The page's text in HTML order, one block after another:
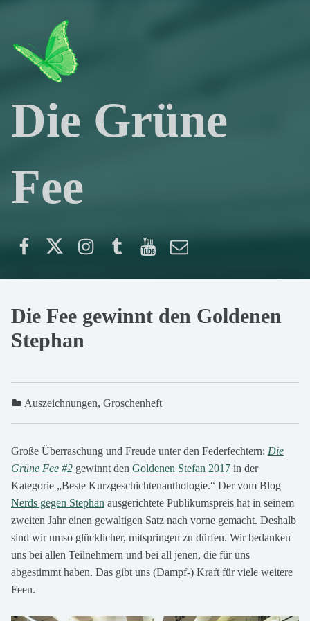
Die Grüne
Fee
Die Fee gewinnt den Goldenen
Stephan
3
.
D
e
z
e
m
b
e
r
Auszeichnungen, Groschenheft
Große Überraschung und Freude unter den Federfechtern: Die
Grüne Fee #2 gewinnt den Goldenen Stefan 2017 in der
Kategorie „Beste Kurzgeschichtenanthologie.“ Der vom Blog
Nerds gegen Stephan ausgerichtete Publikumspreis hat in seinem
zweiten Jahr einen gewaltigen Satz nach vorne gemacht. Deshalb
sind wir umso glücklicher, mitspringen zu dürfen. Wir bedanken
uns bei allen Teilnehmern und bei all jenen, die für uns
abgestimmt haben. Das gibt uns (Dampf-) Kraft für viele weitere
Feen.